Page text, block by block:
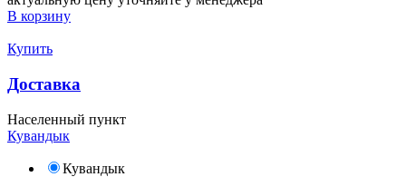
В корзину
Купить
Доставка
Населенный пункт
Кувандык
Кувандык